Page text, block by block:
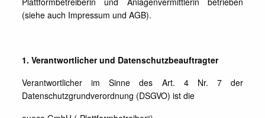
(siehe auch Impressum und AGB).
1. Verantwortlicher und Datenschutzbeauftragter
Verantwortlicher im Sinne des Art. 4 Nr. 7 der
Datenschutzgrundverordnung (DSGVO) ist die